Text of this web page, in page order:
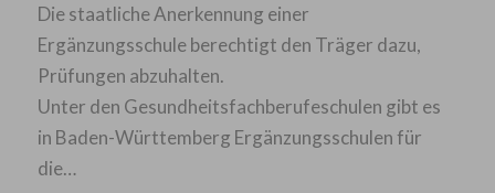
Die staatliche Anerkennung einer
Ergänzungsschule berechtigt den Träger dazu,
Prüfungen abzuhalten.
Unter den Gesundheitsfachberufeschulen gibt es
in Baden-Württemberg Ergänzungsschulen für
die…